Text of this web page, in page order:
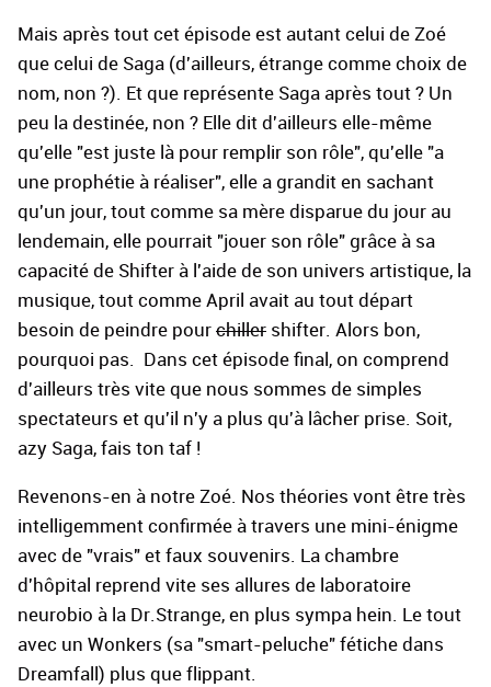
Mais après tout cet épisode est autant celui de Zoé
que celui de Saga (d'ailleurs, étrange comme choix de
nom, non ?). Et que représente Saga après tout ? Un
peu la destinée, non ? Elle dit d'ailleurs elle-même
qu'elle "est juste là pour remplir son rôle", qu'elle "a
une prophétie à réaliser", elle a grandit en sachant
qu'un jour, tout comme sa mère disparue du jour au
lendemain, elle pourrait "jouer son rôle" grâce à sa
capacité de Shifter à l'aide de son univers artistique, la
musique, tout comme April avait au tout départ
besoin de peindre pour chiller shifter. Alors bon,
pourquoi pas. Dans cet épisode final, on comprend
d'ailleurs très vite que nous sommes de simples
spectateurs et qu'il n'y a plus qu'à lâcher prise. Soit,
azy Saga, fais ton taf !
Revenons-en à notre Zoé. Nos théories vont être très
intelligemment confirmée à travers une mini-énigme
avec de "vrais" et faux souvenirs. La chambre
d'hôpital reprend vite ses allures de laboratoire
neurobio à la Dr.Strange, en plus sympa hein. Le tout
avec un Wonkers (sa "smart-peluche" fétiche dans
Dreamfall) plus que flippant.